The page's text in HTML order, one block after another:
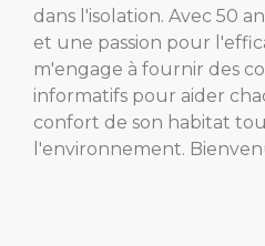
dans l'isolation. Avec 50
et une passion pour
m'engage à fournir des
informatifs pour aider
confort de son habitat
l'environnement.